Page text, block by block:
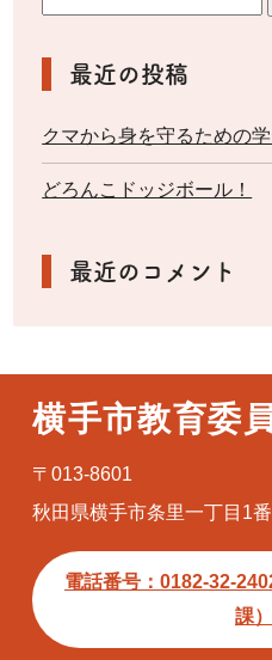
最近の投稿
クマから身を守るための
どろんこドッジボール！
最近のコメント
横手市教育委
〒013-8601
秋田県横手市条里一丁目1
電話番号：0182-32-
課）